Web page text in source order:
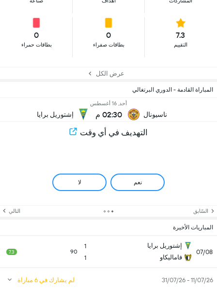
7.3
التقييم
0
بطاقات صفراء
0
بطاقات حمراء
عرض الكل
المباراة القادمة - الدوري البرتغالي
ناسيونال
أحد, 16 أغسطس
02:30 م إشتوريل برايا
التهديف في أي وقت
نعم لا
السّابق التالي
المباريات الأخيرة
07/08
إشتوريل برايا
فاماليكاو
1
1
90
7.3
11/07/26 - 31/07/26 لم يشارك في 6 مباراة